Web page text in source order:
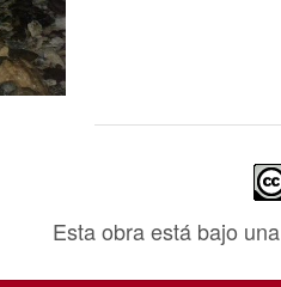
Esta obra está bajo una